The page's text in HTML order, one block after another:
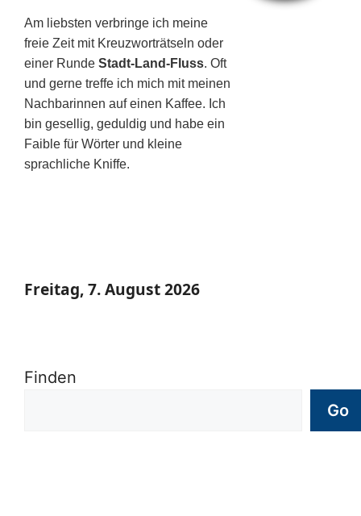
Am liebsten verbringe ich meine
freie Zeit mit Kreuzworträtseln oder
einer Runde Stadt-Land-Fluss. Oft
und gerne treffe ich mich mit meinen
Nachbarinnen auf einen Kaffee. Ich
bin gesellig, geduldig und habe ein
Faible für Wörter und kleine
sprachliche Kniffe.
Freitag, 7. August 2026
Finden
Go